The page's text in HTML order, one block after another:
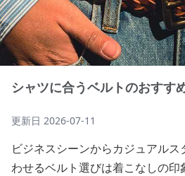
シャツに合うベルトのおすす
更新日 2026-07-11
ビジネスシーンからカジュアル
わせるベルト選びは着こなしの印